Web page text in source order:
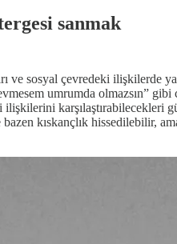
sanmak
ve sosyal çevredeki ilişkilerde
umrumda olmazsın”
ilişkilerini
kıskançlık hissedilebilir,